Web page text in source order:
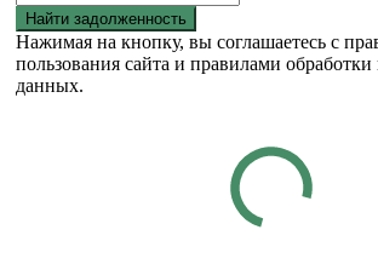
Найти задолженность
Нажимая на кнопку, вы соглашаетесь с
пользования сайта и правилами
данных.